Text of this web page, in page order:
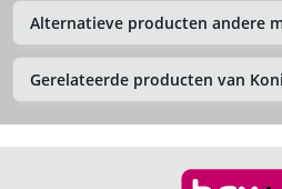
Alternatieve producten andere
Gerelateerde producten van